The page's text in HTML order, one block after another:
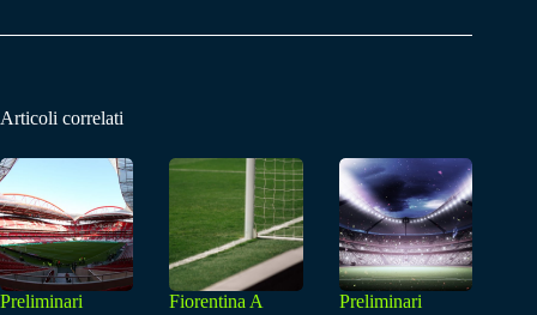
Articoli correlati
Preliminari
Fiorentina A
Preliminari